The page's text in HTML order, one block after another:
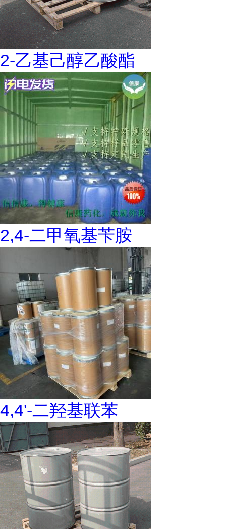
2-乙基己醇乙酸酯
2,4-二甲氧基苄胺
4,4'-二羟基联苯